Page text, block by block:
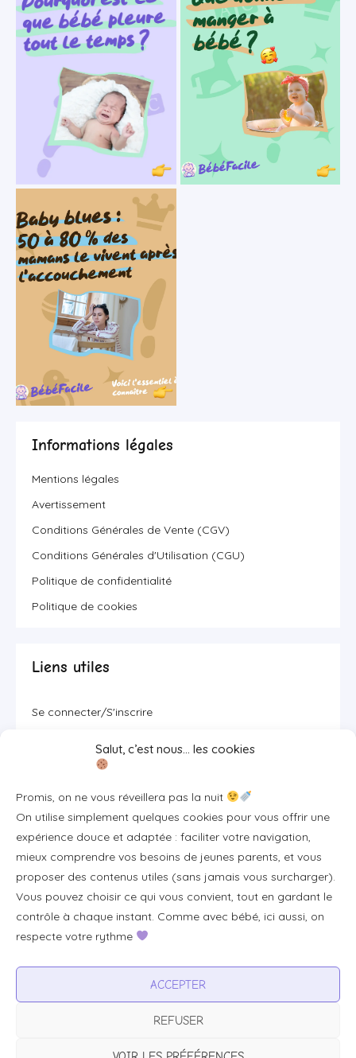
Salut, c’est nous… les cookies
Promis, on ne vous réveillera pas la nuit
On utilise simplement quelques cookies pour vous offrir une
expérience douce et adaptée : faciliter votre navigation,
mieux comprendre vos besoins de jeunes parents, et vous
proposer des contenus utiles (sans jamais vous surcharger).
Vous pouvez choisir ce qui vous convient, tout en gardant le
contrôle à chaque instant. Comme avec bébé, ici aussi, on
respecte votre rythme
ACCEPTER
REFUSER
Informations légales
Mentions légales
Avertissement
Conditions Générales de Vente (CGV)
Conditions Générales d'Utilisation (CGU)
Politique de confidentialité
Politique de cookies
Liens utiles
Se connecter/S'inscrire
Plan du site
Tous les articles
Professionnels & partenariats
Devenir partenaire
Proposer un produit ou un service
BébéFacile.fr est un site d’information généraliste à